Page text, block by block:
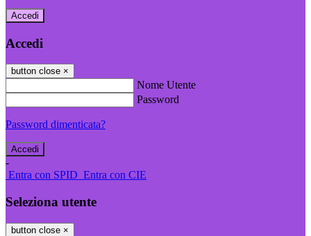
Accedi
Accedi
button close ×
Nome Utente
Password
Password dimenticata?
-
Entra con SPID Entra con CIE
Seleziona utente
button close ×